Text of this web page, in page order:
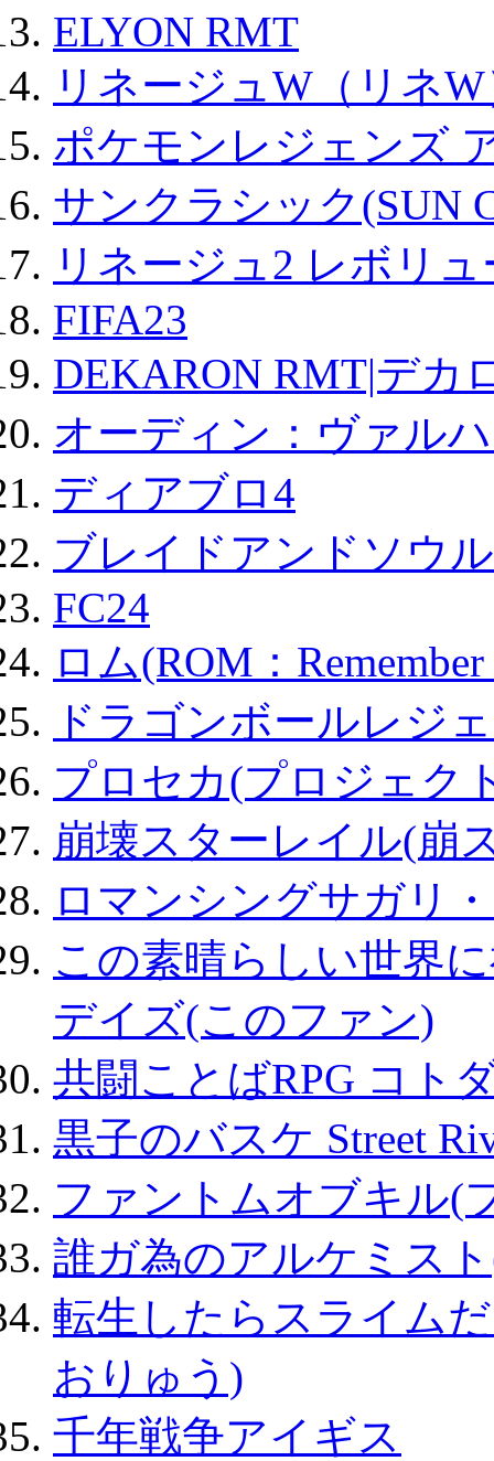
ELYON RMT
リネージュW（リネ
ポケモンレジェンズ
サンクラシック(SUN
リネージュ2 レボリ
FIFA23
DEKARON RMT|デカ
オーディン：ヴァル
ディアブロ4
ブレイドアンドソウ
FC24
ロム(ROM：
ドラゴンボールレジ
プロセカ(プロジェク
崩壊スターレイル(崩
ロマンシングサガリ
この素晴らしい世界
デイズ(このファン)
共闘ことばRPG コト
黒子のバスケ Street
ファントムオブキル(
誰ガ為のアルケミス
転生したらスライム
おりゅう)
千年戦争アイギス